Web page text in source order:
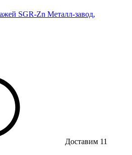
SGR-Zn Металл-завод,
Доставим 11